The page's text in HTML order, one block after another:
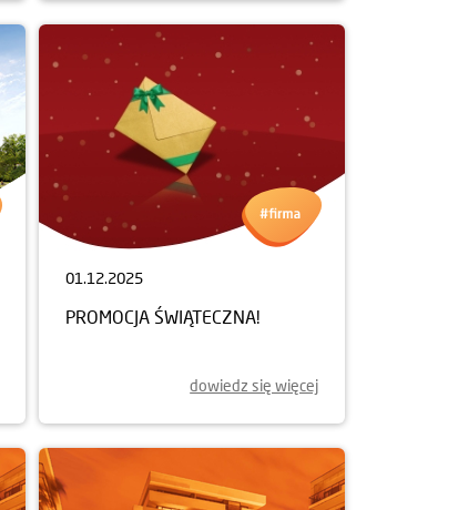
01.12.2025
PROMOCJA ŚWIĄTECZNA!
dowiedz się więcej